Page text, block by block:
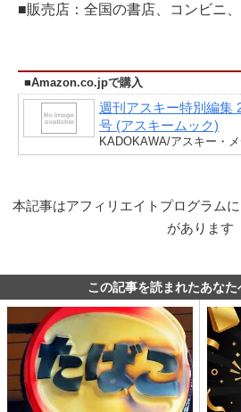
■販売店：全国の書店、コンビニ
■Amazon.co.jpで購入
週刊アスキー特別編集
号 (アスキームック)
KADOKAWA/アスキー・
本記事はアフィリエイトプログラム
があります
この記事を読まれたあなた